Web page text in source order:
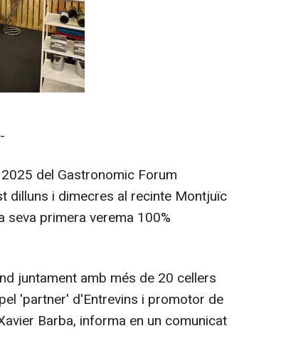
del Gastronomic Forum
dilluns i dimecres al recinte Montjuïc
seva primera verema 100%
juntament amb més de 20 cellers
'partner' d'Entrevins i promotor de
Barba, informa en un comunicat